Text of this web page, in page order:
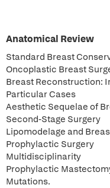
Anatomical Review
Standard Breast
Oncoplastic Breast
Breast Reconstruction:
Particular Cases
Aesthetic Sequelae of
Second-Stage Surgery
Lipomodelage and
Prophylactic Surgery
Multidisciplinarity
Prophylactic
Mutations.